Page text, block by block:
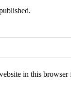
in this